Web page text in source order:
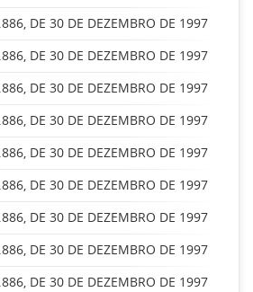
DE 30 DE DEZEMBRO DE 1997
DE 30 DE DEZEMBRO DE 1997
DE 30 DE DEZEMBRO DE 1997
DE 30 DE DEZEMBRO DE 1997
DE 30 DE DEZEMBRO DE 1997
DE 30 DE DEZEMBRO DE 1997
DE 30 DE DEZEMBRO DE 1997
DE 30 DE DEZEMBRO DE 1997
DE 30 DE DEZEMBRO DE 1997